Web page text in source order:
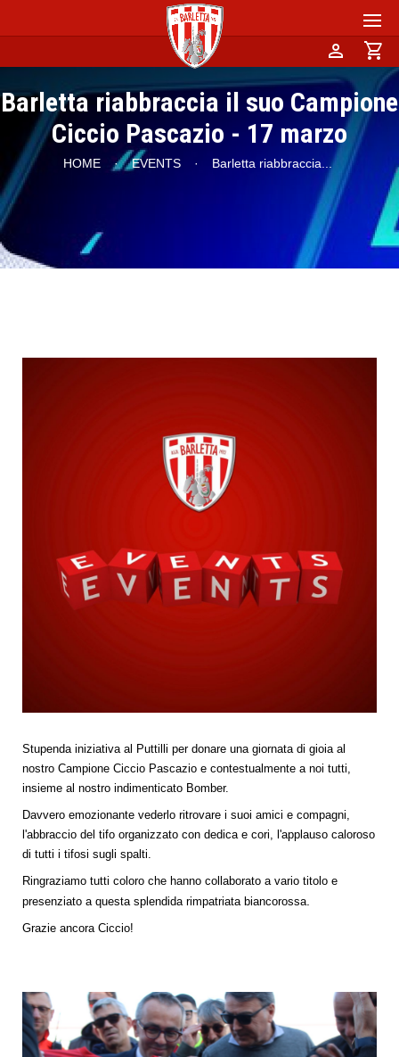
person shopping_cart
Barletta riabbraccia il suo Campione
Ciccio Pascazio - 17 marzo
HOME · EVENTS · Barletta riabbraccia ...
Stupenda iniziativa al Puttilli per donare una giornata di gioia al
nostro Campione Ciccio Pascazio e contestualmente a noi tutti,
insieme al nostro indimenticato Bomber.
Davvero emozionante vederlo ritrovare i suoi amici e compagni,
l'abbraccio del tifo organizzato con dedica e cori, l'applauso caloroso
di tutti i tifosi sugli spalti.
Ringraziamo tutti coloro che hanno collaborato a vario titolo e
presenziato a questa splendida rimpatriata biancorossa
Grazie ancora Ciccio!